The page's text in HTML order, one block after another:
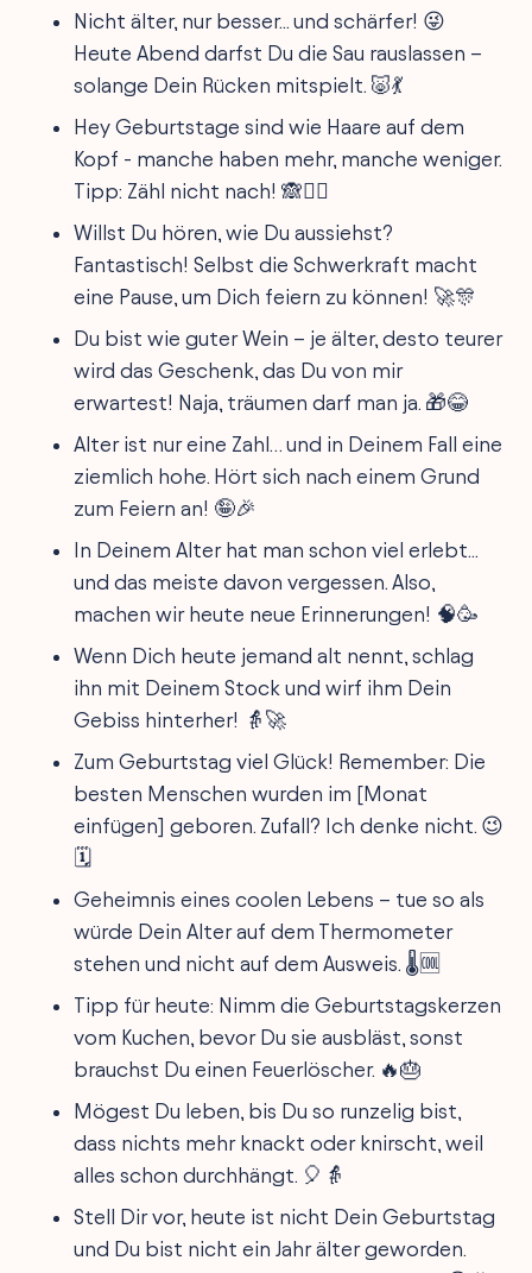
Nicht älter, nur besser... und schärfer! 😜
Heute Abend darfst Du die Sau rauslassen –
solange Dein Rücken mitspielt. 🐷💃
Hey Geburtstage sind wie Haare auf dem
Kopf - manche haben mehr, manche weniger.
Tipp: Zähl nicht nach! 🙈🤷‍♀️
Willst Du hören, wie Du aussiehst?
Fantastisch! Selbst die Schwerkraft macht
eine Pause, um Dich feiern zu können! 🚀🎊
Du bist wie guter Wein – je älter, desto teurer
wird das Geschenk, das Du von mir
erwartest! Naja, träumen darf man ja. 🎁😂
Alter ist nur eine Zahl… und in Deinem Fall eine
ziemlich hohe. Hört sich nach einem Grund
zum Feiern an! 🤪🎉
In Deinem Alter hat man schon viel erlebt...
und das meiste davon vergessen. Also,
machen wir heute neue Erinnerungen! 🧠🥳
Wenn Dich heute jemand alt nennt, schlag
ihn mit Deinem Stock und wirf ihm Dein
Gebiss hinterher! 👵🚀
Zum Geburtstag viel Glück! Remember: Die
besten Menschen wurden im [Monat
einfügen] geboren. Zufall? Ich denke nicht. 😉
🗓️
Geheimnis eines coolen Lebens – tue so als
würde Dein Alter auf dem Thermometer
stehen und nicht auf dem Ausweis. 🌡️🆒
Tipp für heute: Nimm die Geburtstagskerzen
vom Kuchen, bevor Du sie ausbläst, sonst
brauchst Du einen Feuerlöscher. 🔥🎂
Mögest Du leben, bis Du so runzelig bist,
dass nichts mehr knackt oder knirscht, weil
alles schon durchhängt. 🎈👵
Stell Dir vor, heute ist nicht Dein Geburtstag
und Du bist nicht ein Jahr älter geworden.